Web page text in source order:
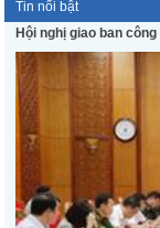
Tin nổi bật
Hội nghị giao ban